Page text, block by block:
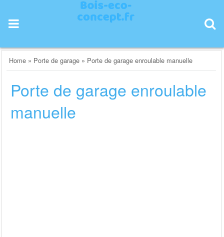
content
Home » Porte de garage » Porte de garage enroulable manuelle
Porte de garage enroulable
manuelle